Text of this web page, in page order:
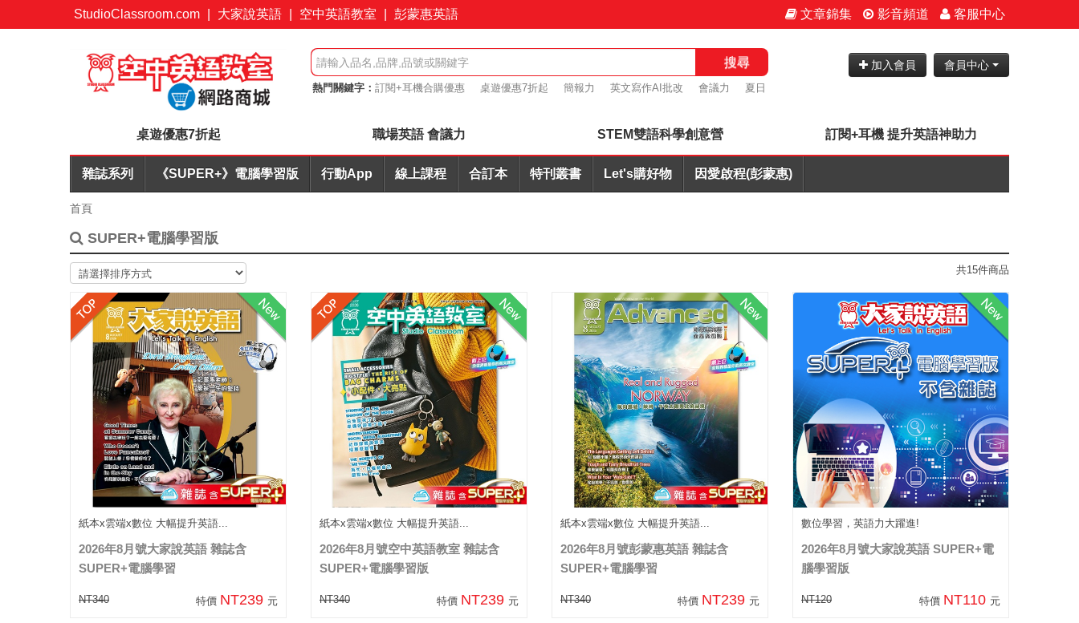
StudioClassroom.com 大家說英語 空中英語教室 彭蒙惠英語 文章錦集 影音頻道 客服中心
搜尋
熱門關鍵字： 訂閱+耳機合購優惠 桌遊優惠7折起 簡報力 英文寫作AI批改 會議力
夏日
加入會員 會員中心
桌遊優惠7折起 職場英語 會議力 STEM雙語科學創意營 訂閱+耳機 提升英語神助力
雜誌系列 《SUPER+》電腦學習版 行動App 線上課程 合訂本 特刊叢書 Let's購好物 因愛啟程(彭蒙惠)
首頁
SUPER+電腦學習版
共15件商品
紙本x雲端x數位 大幅提升英語...
2026年8月號大家說英語 雜誌含
SUPER+電腦學習
NT340 特價 NT239 元
紙本x雲端x數位 大幅提升英語...
2026年8月號空中英語教室 雜誌含
SUPER+電腦學習版
NT340 特價 NT239 元
紙本x雲端x數位 大幅提升英語...
2026年8月號彭蒙惠英語 雜誌含
SUPER+電腦學習
NT340 特價 NT239 元
數位學習，英語力大躍進!
2026年8月號大家說英語 SUPER+電
腦學習版
NT120 特價 NT110 元